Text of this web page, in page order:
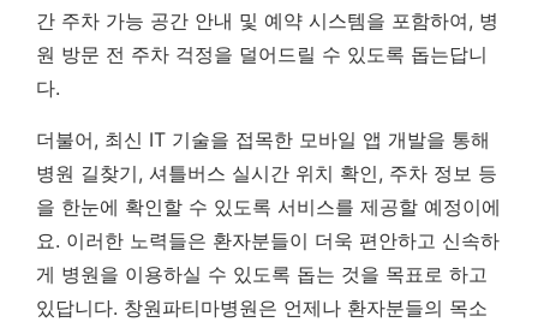
간 주차 가능 공간 안내 및 예약 시스템을 포함하여, 병
원 방문 전 주차 걱정을 덜어드릴 수 있도록 돕는답니
다.
더불어, 최신 IT 기술을 접목한 모바일 앱 개발을 통해
병원 길찾기, 셔틀버스 실시간 위치 확인, 주차 정보 등
을 한눈에 확인할 수 있도록 서비스를 제공할 예정이에
요. 이러한 노력들은 환자분들이 더욱 편안하고 신속하
게 병원을 이용하실 수 있도록 돕는 것을 목표로 하고
있답니다. 창원파티마병원은 언제나 환자분들의 목소